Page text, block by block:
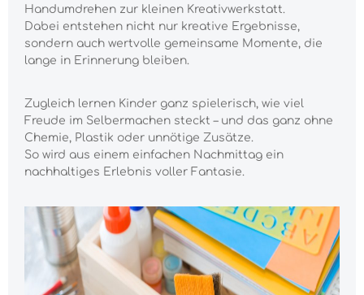
Handumdrehen zur kleinen Kreativwerkstatt.
Dabei entstehen nicht nur kreative Ergebnisse,
sondern auch wertvolle gemeinsame Momente, die
lange in Erinnerung bleiben.
Zugleich lernen Kinder ganz spielerisch, wie viel
Freude im Selbermachen steckt – und das ganz ohne
Chemie, Plastik oder unnötige Zusätze.
So wird aus einem einfachen Nachmittag ein
nachhaltiges Erlebnis voller Fantasie.